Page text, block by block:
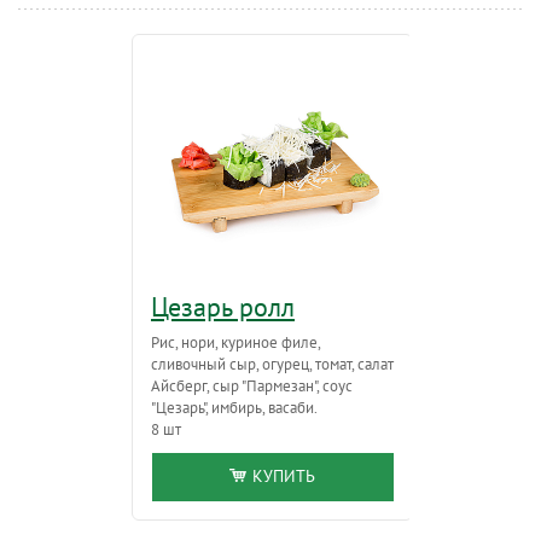
Цезарь ролл
Рис, нори, куриное филе,
сливочный сыр, огурец, томат, салат
Айсберг, сыр "Пармезан", соус
"Цезарь", имбирь, васаби.
8 шт
КУПИТЬ